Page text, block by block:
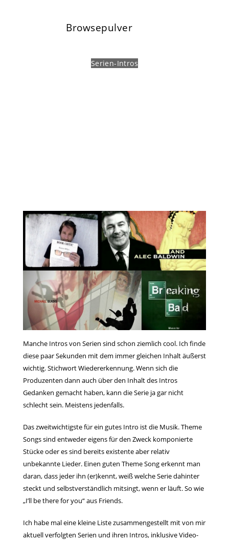
Browsepulver
Serien-Intros
Manche Intros von Serien sind schon ziemlich cool. Ich finde
diese paar Sekunden mit dem immer gleichen Inhalt äußerst
wichtig. Stichwort Wiedererkennung. Wenn sich die
Produzenten dann auch über den Inhalt des Intros
Gedanken gemacht haben, kann die Serie ja gar nicht
schlecht sein. Meistens jedenfalls.
Das zweitwichtigste für ein gutes Intro ist die Musik. Theme
Songs sind entweder eigens für den Zweck komponierte
Stücke oder es sind bereits existente aber relativ
unbekannte Lieder. Einen guten Theme Song erkennt man
daran, dass jeder ihn (er)kennt, weiß welche Serie dahinter
steckt und selbstverständlich mitsingt, wenn er läuft. So wie
„I’ll be there for you“ aus Friends.
Ich habe mal eine kleine Liste zusammengestellt mit von mir
aktuell verfolgten Serien und ihren Intros, inklusive Video-